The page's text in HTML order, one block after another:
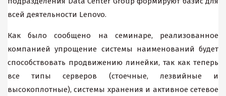
всей деятельности Lenovo.
Как было сообщено на семинаре, реализованное
компанией упрощение системы наименований будет
способствовать продвижению линейки, так как теперь
все типы серверов (стоечные, лезвийные и
высокоплотные), системы хранения и активное сетевое